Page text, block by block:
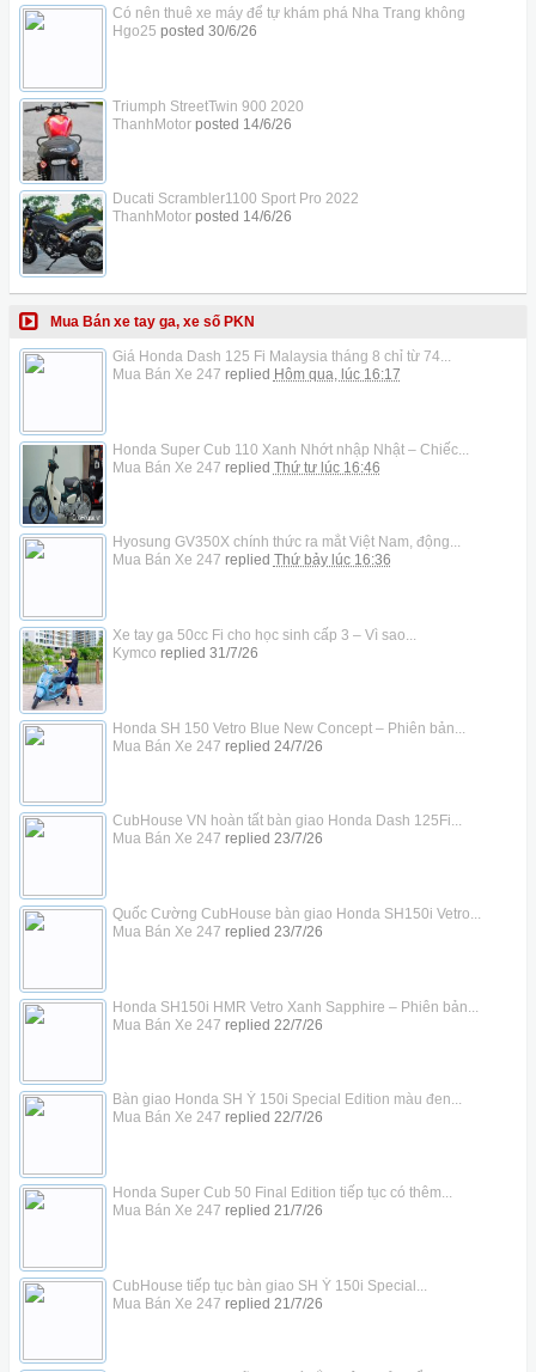
Có nên thuê xe máy để tự khám phá Nha Trang không
Hgo25 posted 30/6/26
Triumph StreetTwin 900 2020
ThanhMotorposted 14/6/26
Ducati Scrambler1100 Sport Pro 2022
ThanhMotorposted 14/6/26
Mua Bán xe tay ga, xe số PKN
Giá Honda Dash 125 Fi Malaysia tháng 8 chỉ từ 74...
Mua Bán Xe 247 replied Hôm qua, lúc 16:17
Honda Super Cub 110 Xanh Nhớt nhập Nhật – Chiếc...
Mua Bán Xe 247 replied Thứ tư lúc 16:46
Hyosung GV350X chính thức ra mắt Việt Nam, động...
Mua Bán Xe 247 replied Thứ bảy lúc 16:36
Xe tay ga 50cc Fi cho học sinh cấp 3 – Vì sao...
Kymco replied 31/7/26
Honda SH 150 Vetro Blue New Concept – Phiên bản...
Mua Bán Xe 247 replied 24/7/26
CubHouse VN hoàn tất bàn giao Honda Dash 125Fi...
Mua Bán Xe 247 replied 23/7/26
Quốc Cường CubHouse bàn giao Honda SH150i Vetro...
Mua Bán Xe 247 replied 23/7/26
Honda SH150i HMR Vetro Xanh Sapphire – Phiên bản...
Mua Bán Xe 247 replied 22/7/26
Bàn giao Honda SH Ý 150i Special Edition màu đen...
Mua Bán Xe 247 replied 22/7/26
Honda Super Cub 50 Final Edition tiếp tục có thêm...
Mua Bán Xe 247 replied 21/7/26
CubHouse tiếp tục bàn giao SH Ý 150i Special...
Mua Bán Xe 247 replied 21/7/26